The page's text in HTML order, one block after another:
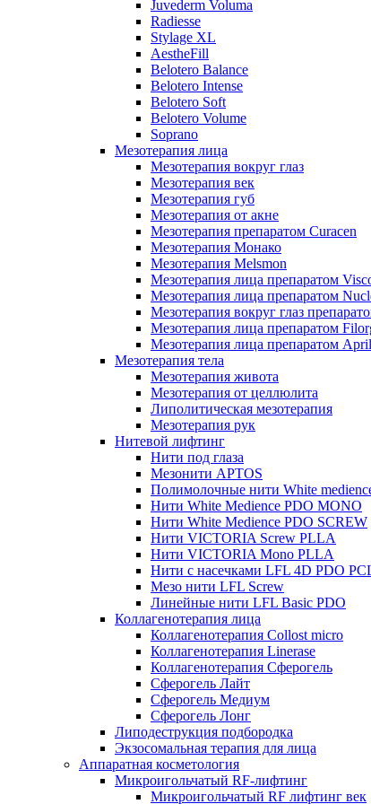
Juvederm Voluma
Radiesse
Stylage XL
AestheFill
Belotero Balance
Belotero Intense
Belotero Soft
Belotero Volume
Soprano
Мезотерапия лица
Мезотерапия вокруг глаз
Мезотерапия век
Мезотерапия губ
Мезотерапия от акне
Мезотерапия препаратом Curacen
Мезотерапия Монако
Мезотерапия Melsmon
Мезотерапия лица препаратом
Мезотерапия лица препаратом
Мезотерапия вокруг глаз
Мезотерапия лица препаратом
Мезотерапия лица препаратом
Мезотерапия тела
Мезотерапия живота
Мезотерапия от целлюлита
Липолитическая мезотерапия
Мезотерапия рук
Нитевой лифтинг
Нити под глаза
Мезонити APTOS
Полимолочные нити White
Нити White Medience PDO MONO
Нити White Medience PDO SCREW
Нити VICTORIA Screw PLLA
Нити VICTORIA Mono PLLA
Нити с насечками LFL 4D PDO
Мезо нити LFL Screw
Линейные нити LFL Basic PDO
Коллагенотерапия лица
Коллагенотерапия Collost micro
Коллагенотерапия Linerase
Коллагенотерапия Сферогель
Сферогель Лайт
Сферогель Медиум
Сферогель Лонг
Липодеструкция подбородка
Экзосомальная терапия для лица
Аппаратная косметология
Микроигольчатый RF-лифтинг
Микроигольчатый RF лифтинг век